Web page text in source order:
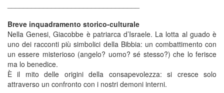
Breve inquadramento storico-culturale
Nella Genesi, Giacobbe è patriarca d’Israele. La lotta al guado è
uno dei racconti più simbolici della Bibbia: un combattimento con
un essere misterioso (angelo? uomo? sé stesso?) che lo ferisce
ma lo benedice.
È il mito delle origini della consapevolezza: si cresce solo
attraverso un confronto con i nostri demoni interni.